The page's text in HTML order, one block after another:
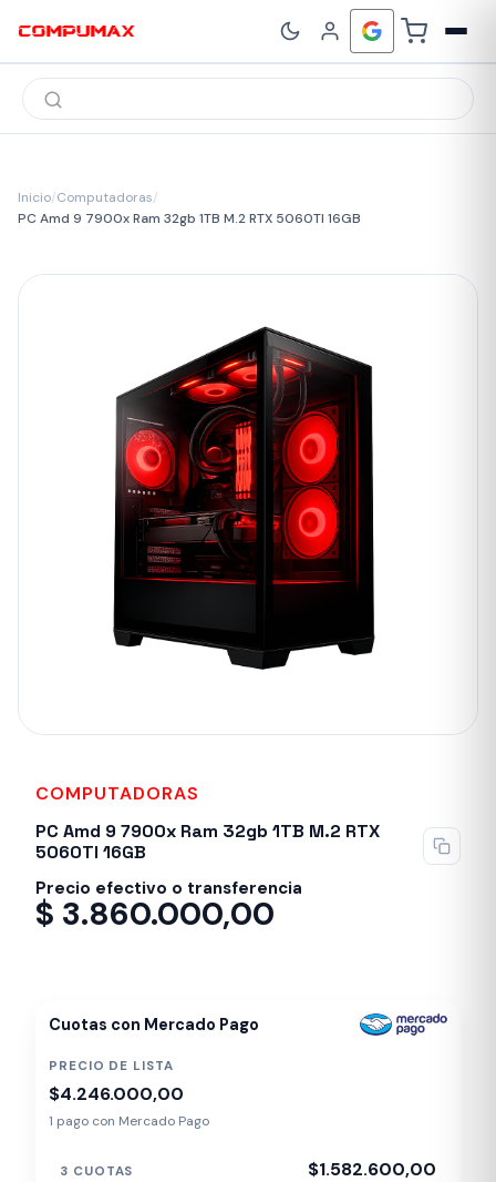
Búsqueda
de
productos
Inicio/Computadoras/
PC Amd 9 7900x Ram 32gb 1TB M.2 RTX 5060TI 16GB
COMPUTADORAS
PC Amd 9 7900x Ram 32gb 1TB M.2 RTX
5060TI 16GB
Precio efectivo o transferencia
$ 3.860.000,00
Cuotas con Mercado Pago
PRECIO DE LISTA
$4.246.000,00
1 pago con Mercado Pago
3 CUOTAS $1.582.600,00